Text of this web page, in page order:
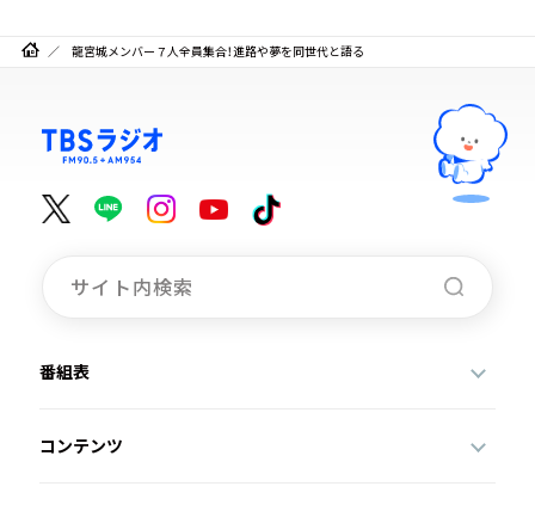
龍宮城メンバー７人全員集合！進路や夢を同世代と語る
番組表
コンテンツ